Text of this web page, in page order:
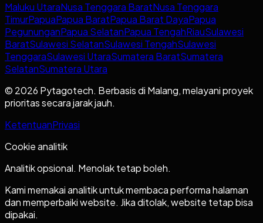
Maluku UtaraNusa Tenggara BaratNusa Tenggara
TimurPapuaPapua BaratPapua Barat DayaPapua
PegununganPapua SelatanPapua TengahRiauSulawesi
BaratSulawesi SelatanSulawesi TengahSulawesi
TenggaraSulawesi UtaraSumatera BaratSumatera
SelatanSumatera Utara
© 2026 Pytagotech. Berbasis di Malang, melayani proyek
prioritas secara jarak jauh.
KetentuanPrivasi
Cookie analitik
Analitik opsional. Menolak tetap boleh.
Kami memakai analitik untuk membaca performa halaman
dan memperbaiki website. Jika ditolak, website tetap bisa
dipakai.